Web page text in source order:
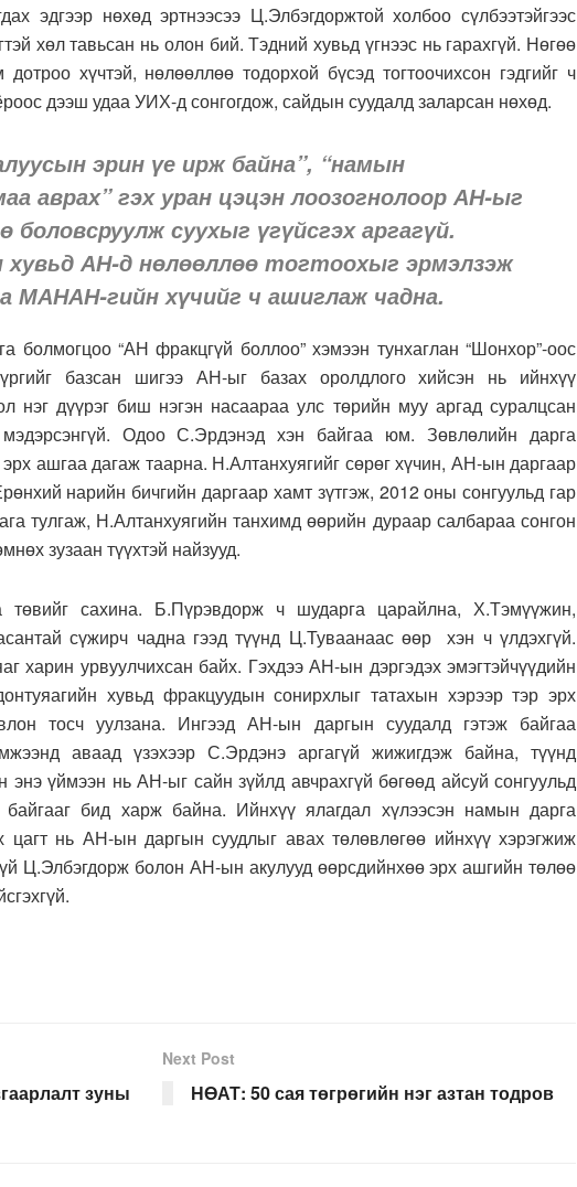
эдгээр нөхөд эртнээсээ Ц.Элбэгдоржтой холбоо сүлбээтэйгээс
хөл тавьсан нь олон бий. Тэдний хувьд үгнээс нь гарахгүй. Нөгөө
хүчтэй, нөлөөллөө тодорхой бүсэд тогтоочихсон гэдгийг ч
дээш удаа УИХ-д сонгогдож, сайдын суудалд заларсан нөхөд.
эрин үе ирж байна”, “намын
аврах” гэх уран цэцэн лоозогнолоор АН-ыг
боловсруулж суухыг үгүйсгэх аргагүй.
хувьд АН-д нөлөөллөө тогтоохыг эрмэлзэж
МАНАН-гийн хүчийг ч ашиглаж чадна.
“АН фракцгүй боллоо” хэмээн тунхаглан “Шонхор”-оос
базсан шигээ АН-ыг базах оролдлого хийсэн нь ийнхүү
нэг дүүрэг биш нэгэн насаараа улс төрийн муу аргад суралцсан
мэдэрсэнгүй. Одоо С.Эрдэнэд хэн байгаа юм. Зөвлөлийн дарга
ашгаа дагаж таарна. Н.Алтанхуягийг сөрөг хүчин, АН-ын даргаар
нарийн бичгийн даргаар хамт зүтгэж, 2012 оны сонгуульд гар
тулгаж, Н.Алтанхуягийн танхимд өөрийн дураар салбараа сонгон
зузаан түүхтэй найзууд.
төвийг сахина. Б.Пүрэвдорж ч шударга царайлна, Х.Тэмүүжин,
сүжирч чадна гээд түүнд Ц.Туваанаас өөр хэн ч үлдэхгүй.
харин урвуулчихсан байх. Гэхдээ АН-ын дэргэдэх эмэгтэйчүүдийн
хувьд фракцуудын сонирхлыг татахын хэрээр тэр эрх
тосч уулзана. Ингээд АН-ын даргын суудалд гэтэж байгаа
аваад үзэхээр С.Эрдэнэ аргагүй жижигдэж байна, түүнд
энэ үймээн нь АН-ыг сайн зүйлд авчрахгүй бөгөөд айсуй сонгуульд
бид харж байна. Ийнхүү ялагдал хүлээсэн намын дарга
цагт нь АН-ын даргын суудлыг авах төлөвлөгөө ийнхүү хэрэгжиж
Ц.Элбэгдорж болон АН-ын акулууд өөрсдийнхөө эрх ашгийн төлөө
зуны
Next Post
НӨАТ: 50 сая төгрөгийн нэг азтан тодров